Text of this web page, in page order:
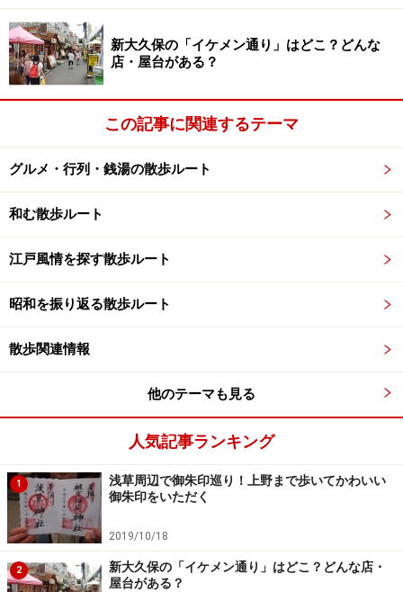
こ豪徳寺にこのお蕎麦屋さんは誕生した。なんだか歴史
散歩っぽくなってきたぞ。
店構えは今風だが昭和３年に創業した「福室庵」
昭和３年というと、80年以上が経過しているわけだが、
お店でいちばん高齢の女性はそれほどお年ではなさそ
う。創業者の娘という年格好か。お昼時で混んできたの
でお話しはあまりうかがえなかった。ビールに板わさな
どを注文する。
そんなわけで、次ページでは
お蕎麦を食べ、豪徳寺まで歩きます。
新大久保の「イケメン通り」はどこ？どんな
店・屋台がある？
この記事に関連するテーマ
グルメ・行列・銭湯の散歩ルート
和む散歩ルート
江戸風情を探す散歩ルート
昭和を振り返る散歩ルート
散歩関連情報
他のテーマも見る
人気記事ランキング
1
浅草周辺で御朱印巡り！上野まで歩いてかわいい
御朱印をいただく
2019/10/18
2
新大久保の「イケメン通り」はどこ？どんな店・
屋台がある？